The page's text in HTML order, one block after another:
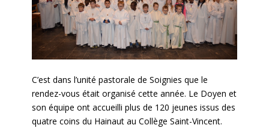
C’est dans l’unité pastorale de Soignies que le
rendez-vous était organisé cette année. Le Doyen et
son équipe ont accueilli plus de 120 jeunes issus des
quatre coins du Hainaut au Collège Saint-Vincent.